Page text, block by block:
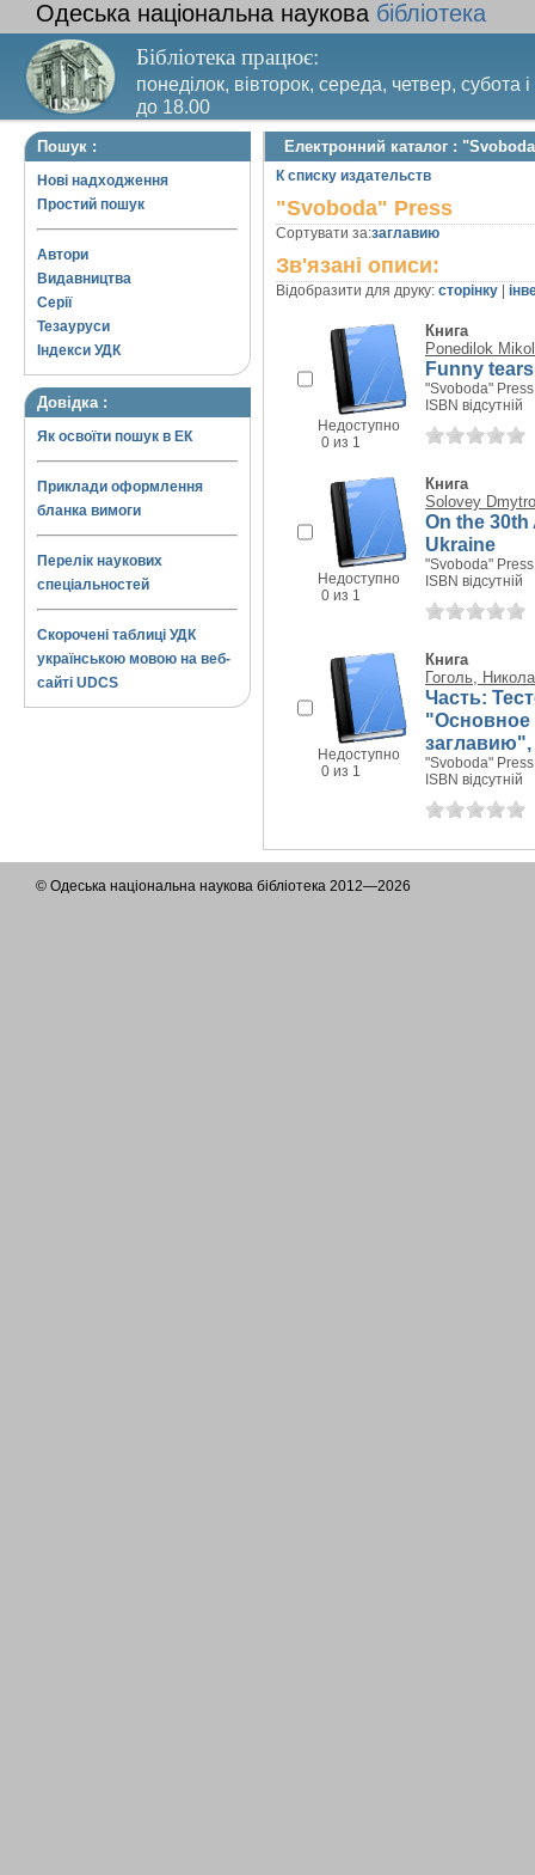
Одеська національна наукова бібліотека
Бібліотека працює:
понеділок, вівторок, середа, четвер, субота
до 18.00
Вихідний день – п’ятниця. Останній четвер
Пошук :
Нові надходження
Простий пошук
Автори
Видавництва
Серії
Тезауруси
Індекси УДК
Довідка :
Як освоїти пошук в ЕК
Приклади оформлення
бланка вимоги
Перелік наукових
спеціальностей
Скорочені таблиці УДК
українською мовою на веб-
сайті UDCS
Електронний каталог :
К списку издательств
"Svoboda" Press
Сортувати за:заглавию
Зв'язані описи:
Відобразити для друку: сторінку
Недоступно
0 из 1
Книга
Ponedilok
Funny
"Svoboda"
ISBN відсутній
Недоступно
0 из 1
Книга
Solovey Dmytro
On the
Ukraine
"Svoboda"
ISBN відсутній
Недоступно
0 из 1
Книга
Гоголь,
Часть:
"Основное
"Svoboda"
ISBN відсутній
© Одеська національна наукова бібліотека 2012—2026